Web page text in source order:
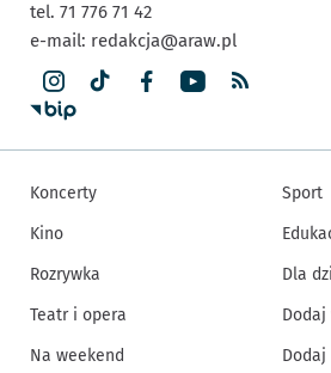
tel. 71 776 71 42
e-mail: redakcja@araw.pl
Koncerty
Kino
Rozrywka
Teatr i opera
Na weekend
Sport
Dla
Dodaj